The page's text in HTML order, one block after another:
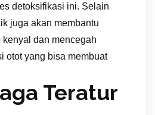
detoksifikasi ini. Selain
juga akan membantu
dan mencegah
otot yang bisa membuat
Teratur